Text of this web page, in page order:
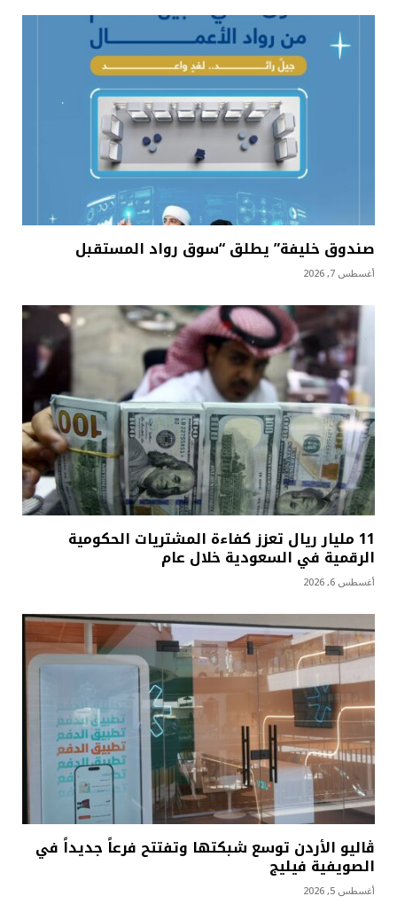
صندوق خليفة” يطلق “سوق رواد المستقبل
أغسطس 7, 2026
11 مليار ريال تعزز كفاءة المشتريات الحكومية
الرقمية في السعودية خلال عام
أغسطس 6, 2026
ڤاليو الأردن توسع شبكتها وتفتتح فرعاً جديداً في
الصويفية فيليج
أغسطس 5, 2026